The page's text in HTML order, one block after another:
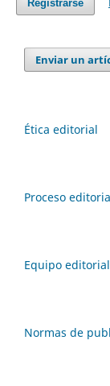
Registrarse
Enviar un
Ética editorial
Proceso
Equipo editorial
Normas de